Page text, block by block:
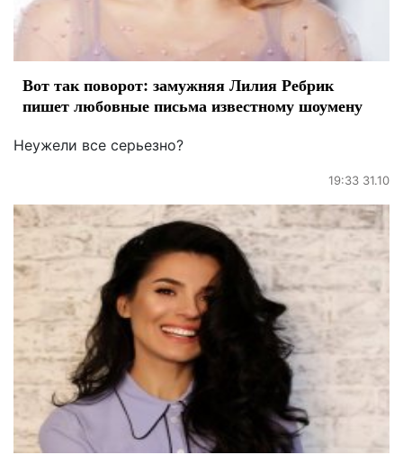
Вот так поворот: замужняя Лилия Ребрик
пишет любовные письма известному шоумену
Неужели все серьезно?
19:33 31.10